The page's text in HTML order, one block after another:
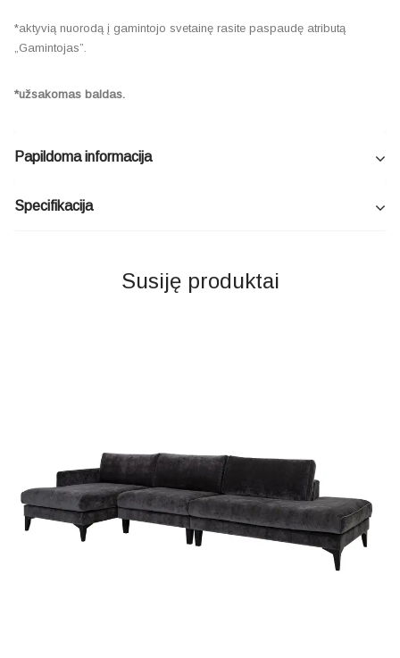
*aktyvią nuorodą į gamintojo svetainę rasite paspaudę atributą
„Gamintojas”.
*užsakomas baldas.
Papildoma informacija
Specifikacija
Susiję produktai